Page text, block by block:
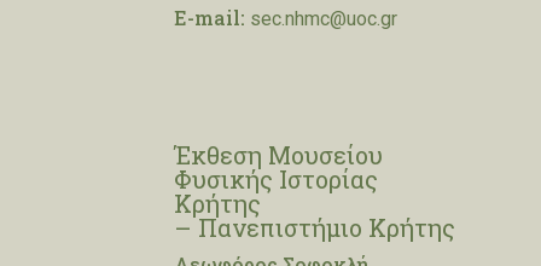
E-mail: sec.nhmc@uoc.gr
Έκθεση Μουσείου
Φυσικής Ιστορίας
Κρήτης
– Πανεπιστήμιο Κρήτης